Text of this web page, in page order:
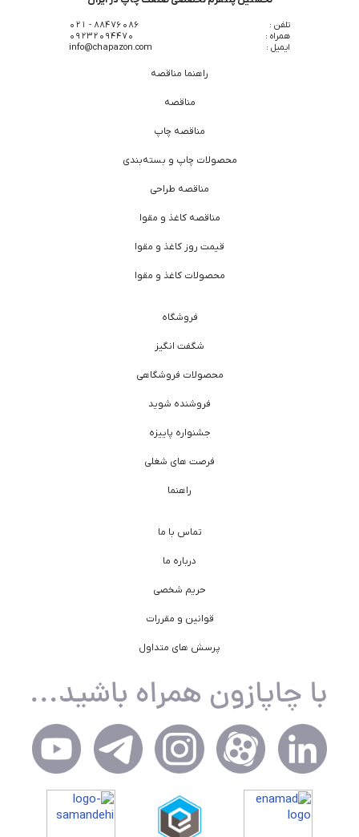
تلفن :
88476086 - 021
همراه :
09232094470
ایمیل :
info@chapazon.com
راهنما مناقصه
مناقصه
مناقصه چاپ
محصولات چاپ و بسته‌بندی
مناقصه طراحی
مناقصه کاغذ و مقوا
قیمت روز کاغذ و مقوا
محصولات کاغذ و مقوا
فروشگاه
شگفت انگیز
محصولات فروشگاهی
فروشنده شوید
جشنواره پاییزه
فرصت های شغلی
راهنما
تماس با ما
درباره ما
حریم شخصی
قوانین و مقررات
پرسش های متداول